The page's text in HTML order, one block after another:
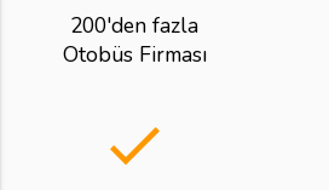
200'den fazla
Otobüs Firması
done